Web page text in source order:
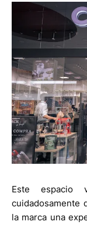
Este espacio
cuidadosamente
la marca una